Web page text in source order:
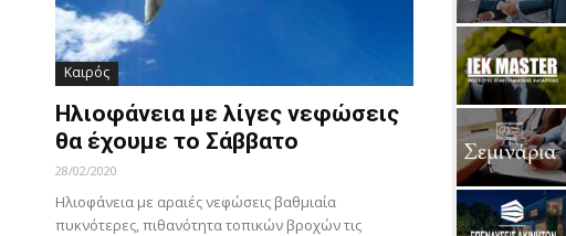
Καιρός
Ηλιοφάνεια με λίγες νεφώσεις
θα έχουμε το Σάββατο
28/02/2020
Ηλιοφάνεια με αραιές νεφώσεις βαθμιαία
πυκνότερες, πιθανότητα τοπικών βροχών τις